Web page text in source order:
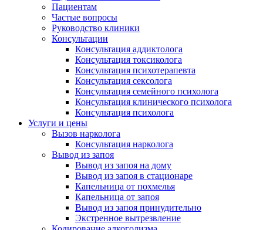
Пациентам
Частые вопросы
Руководство клиники
Консультации
Консультация аддиктолога
Консультация токсиколога
Консультация психотерапевта
Консультация сексолога
Консультация семейного психолога
Консультация клинического психолога
Консультация психолога
Услуги и цены
Вызов нарколога
Консультация нарколога
Вывод из запоя
Вывод из запоя на дому
Вывод из запоя в стационаре
Капельница от похмелья
Капельница от запоя
Вывод из запоя принудительно
Экстренное вытрезвление